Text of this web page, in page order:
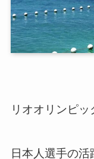
リオオリンピッ
日本人選手の